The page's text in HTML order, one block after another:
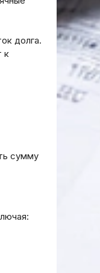
долга.
к
сумму
что
просто
но в
“Text
Но в
marks or any
than the
То есть,
просто